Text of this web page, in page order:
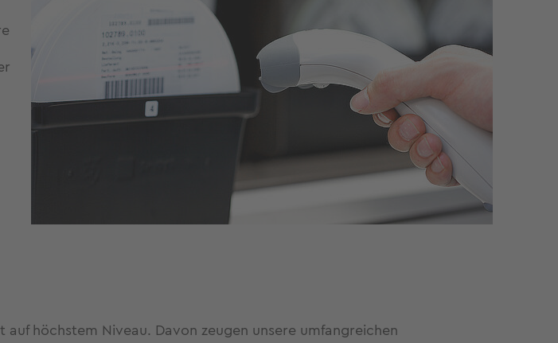
höchstem Niveau. Davon zeugen unsere umfangreichen